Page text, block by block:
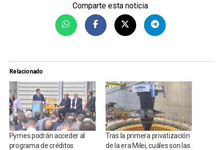
Comparte esta noticia
Relacionado
Pymes podrán acceder al
programa de créditos
Tras la primera privatización
de la era Milei, cuáles son las